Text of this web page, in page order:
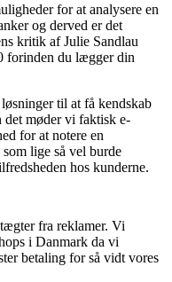
for at analysere en
og derved er det
kritik af Julie Sandlau
forinden du lægger din
til at få kendskab
møder vi faktisk e-
for at notere en
lige så vel burde
hos kunderne.
fra reklamer. Vi
i Danmark da vi
betaling for så vidt vores